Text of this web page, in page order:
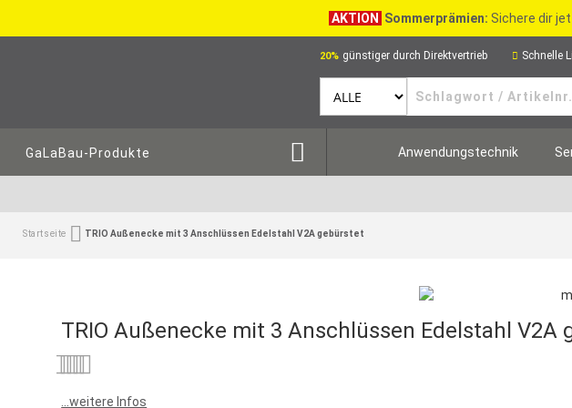
AKTION Sommerprämien: Sichere dir
20% günstiger durch Direktvertrieb Schnelle
GaLaBau-Produkte Anwendungstechnik
Startseite TRIO Außenecke mit 3 Anschlüssen Edelstahl V2A gebürstet
TRIO Außenecke mit 3 Anschlüssen Edelstahl V2A
...weitere Infos